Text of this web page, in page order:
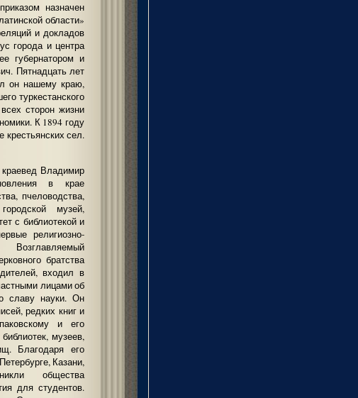
назначен
области»
и докладов
города и центра
губернатором и
Пятнадцать лет
он нашему краю,
туркестанского
сторон жизни
К 1894 году
крестьянских сел.
Владимир
в крае
пчеловодства,
музей,
с библиотекой и
религиозно-
Возглавляемый
братства
входил в
лицами об
славу науки. Он
редких книг и
и его
музеев,
Благодаря его
Казани,
общества
для студентов.